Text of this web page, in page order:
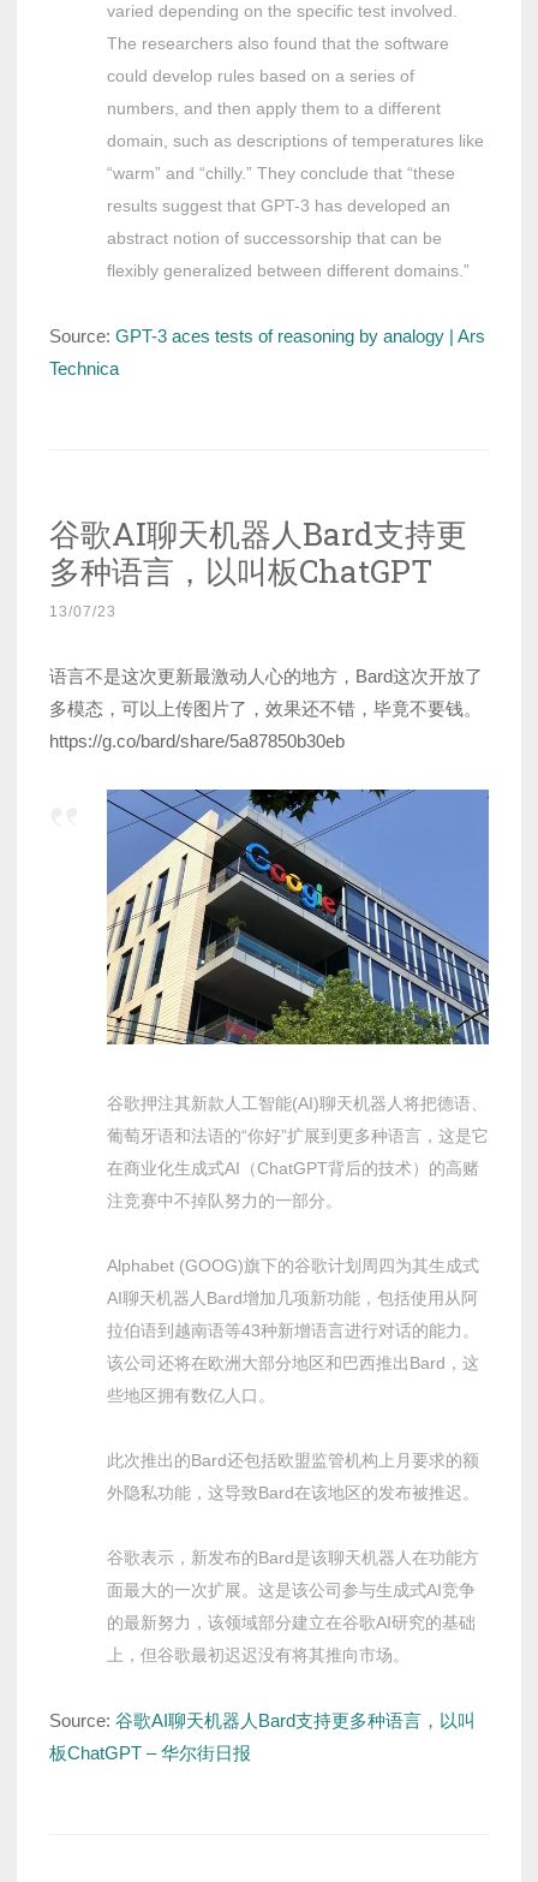
varied depending on the specific test involved.
The researchers also found that the software
could develop rules based on a series of
numbers, and then apply them to a different
domain, such as descriptions of temperatures like
“warm” and “chilly.” They conclude that “these
results suggest that GPT-3 has developed an
abstract notion of successorship that can be
flexibly generalized between different domains.”
Source: GPT-3 aces tests of reasoning by analogy | Ars
Technica
谷歌AI聊天机器人Bard支持更
多种语言，以叫板ChatGPT
13/07/23
语言不是这次更新最激动人心的地方，Bard这次开放了
多模态，可以上传图片了，效果还不错，毕竟不要钱。
https://g.co/bard/share/5a87850b30eb
谷歌押注其新款人工智能(AI)聊天机器人将把德语、
葡萄牙语和法语的“你好”扩展到更多种语言，这是它
在商业化生成式AI（ChatGPT背后的技术）的高赌
注竞赛中不掉队努力的一部分。
Alphabet (GOOG)旗下的谷歌计划周四为其生成式
AI聊天机器人Bard增加几项新功能，包括使用从阿
拉伯语到越南语等43种新增语言进行对话的能力。
该公司还将在欧洲大部分地区和巴西推出Bard，这
些地区拥有数亿人口。
此次推出的Bard还包括欧盟监管机构上月要求的额
外隐私功能，这导致Bard在该地区的发布被推迟。
谷歌表示，新发布的Bard是该聊天机器人在功能方
面最大的一次扩展。这是该公司参与生成式AI竞争
的最新努力，该领域部分建立在谷歌AI研究的基础
上，但谷歌最初迟迟没有将其推向市场。
Source: 谷歌AI聊天机器人Bard支持更多种语言，以叫
板ChatGPT – 华尔街日报